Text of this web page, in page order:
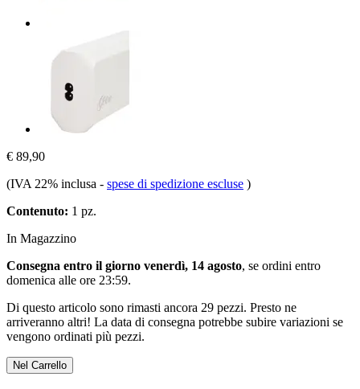
€ 89,90
(IVA 22% inclusa - spese di spedizione escluse )
Contenuto: 1 pz.
In Magazzino
Consegna entro il giorno venerdì, 14 agosto, se ordini entro
domenica alle ore 23:59.
Di questo articolo sono rimasti ancora 29 pezzi. Presto ne
arriveranno altri! La data di consegna potrebbe subire variazioni se
vengono ordinati più pezzi.
Nel Carrello